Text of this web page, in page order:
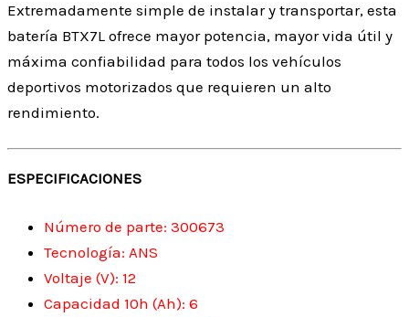
Extremadamente simple de instalar y transportar, esta
batería BTX7L ofrece mayor potencia, mayor vida útil y
máxima confiabilidad para todos los vehículos
deportivos motorizados que requieren un alto
rendimiento.
ESPECIFICACIONES
Número de parte: 300673
Tecnología: ANS
Voltaje (V): 12
Capacidad 10h (Ah): 6